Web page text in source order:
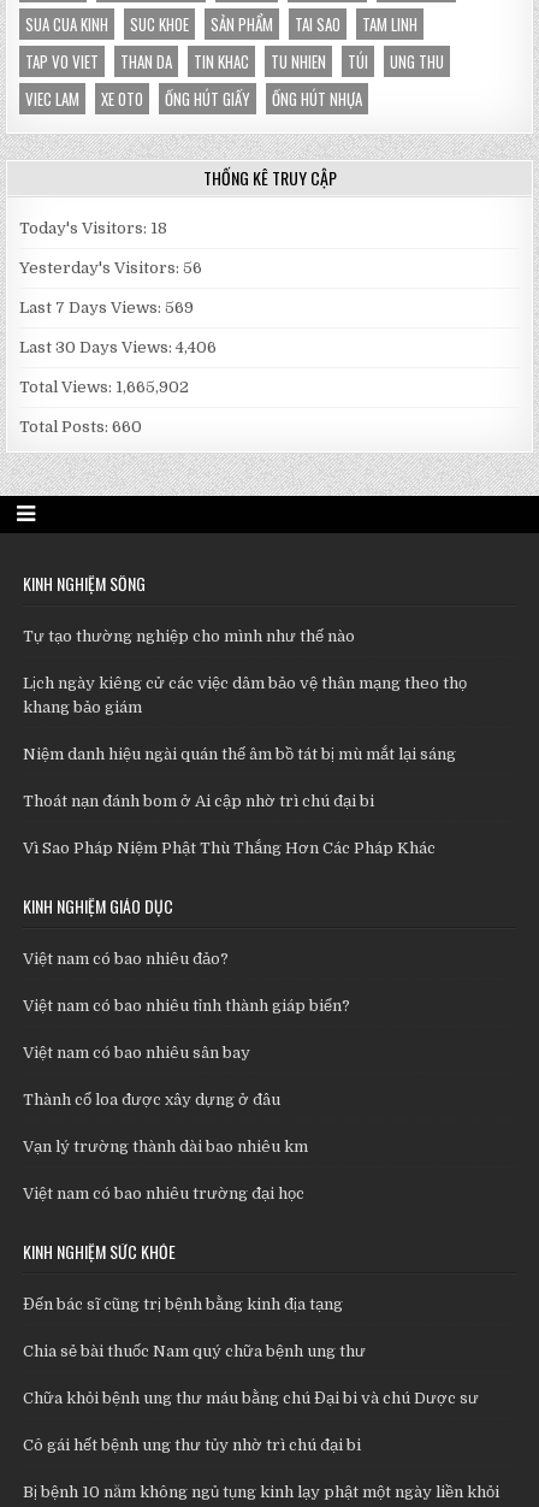
SUA CUA KINH
SUC KHOE SẢN PHẨM TAI SAO
TAM LINH
TAP VO VIET
THAN DA TIN KHAC TU NHIEN TÚI
UNG THU
VIEC LAM
XE OTO ỐNG HÚT GIẤY ỐNG HÚT NHỰA
THỐNG KÊ TRUY CẬP
Today's Visitors: 18
Yesterday's Visitors:56
Last 7 Days Views:569
Last 30 Days Views:4,406
Total Views: 1,665,902
Total Posts:660
KINH NGHIỆM SỐNG
Tự tạo thường nghiệp cho mình như thế nào
Lịch ngày kiêng cử các việc dâm bảo vệ thân mạng theo thọ
khang bảo giám
Niệm danh hiệu ngài quán thế âm bồ tát bị mù mắt lại sáng
Thoát nạn đánh bom ở Ai cập nhờ trì chú đại bi
Vì Sao Pháp Niệm Phật Thù Thắng Hơn Các Pháp Khác
KINH NGHIỆM GIÁO DỤC
Việt nam có bao nhiêu đảo?
Việt nam có bao nhiêu tỉnh thành giáp biển?
Việt nam có bao nhiêu sân bay
Thành cổ loa được xây dựng ở đâu
Vạn lý trường thành dài bao nhiêu km
Việt nam có bao nhiêu trường đại học
KINH NGHIỆM SỨC KHỎE
Đến bác sĩ cũng trị bệnh bằng kinh địa tạng
Chia sẻ bài thuốc Nam quý chữa bệnh ung thư
Chữa khỏi bệnh ung thư máu bằng chú Đại bi và chú Dược sư
Cô gái hết bệnh ung thư tủy nhờ trì chú đại bi
Bị bệnh 10 năm không ngủ tụng kinh lạy phật một ngày liền khỏi